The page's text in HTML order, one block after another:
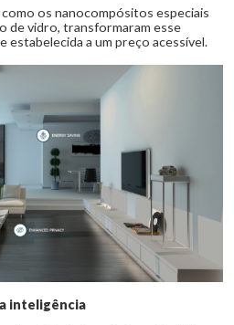
os nanocompósitos especiais
de vidro, transformaram esse
estabelecida a um preço acessível.
inteligência